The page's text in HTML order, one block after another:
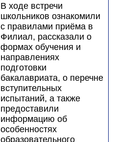
В ходе встречи
школьников ознакомили
с правилами приёма в
Филиал, рассказали о
формах обучения и
направлениях
подготовки
бакалавриата, о перечне
вступительных
испытаний, а также
предоставили
информацию об
особенностях
образовательного